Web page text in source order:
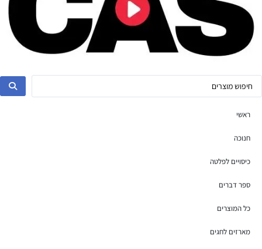
ראשי
חנוכה
כיסויים לפלטה
ספר דברים
כל המוצרים
מארזים לחגים